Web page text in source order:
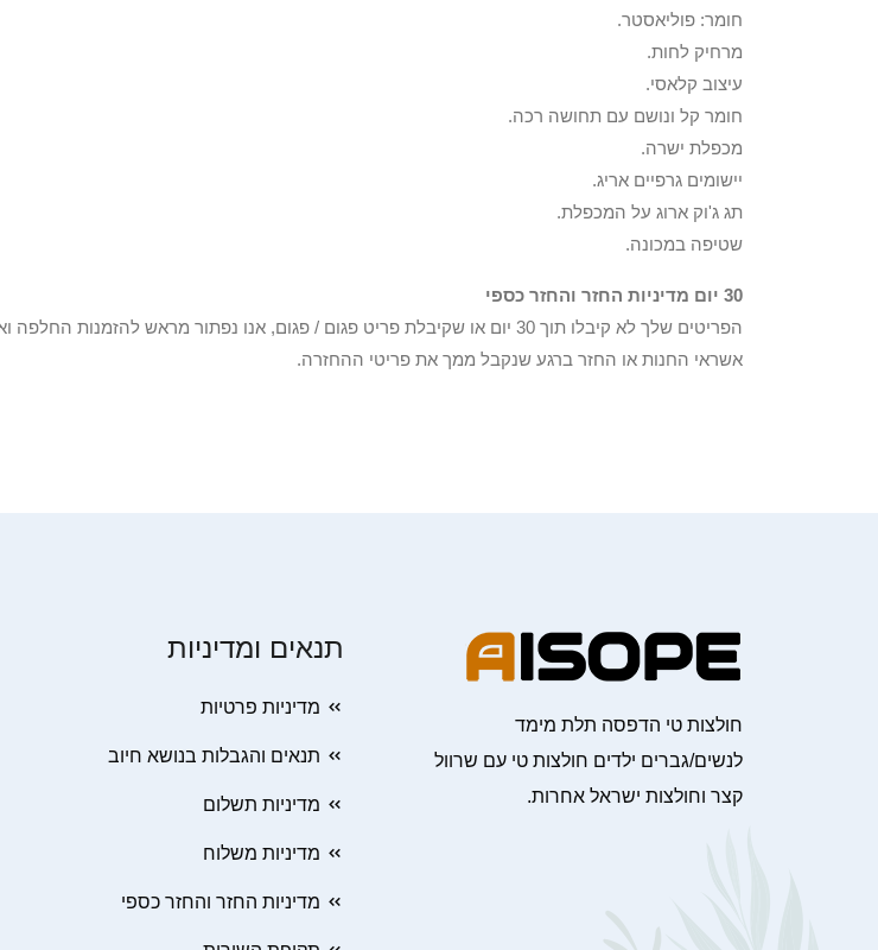
חומר: פוליאסטר.
מרחיק לחות.
עיצוב קלאסי.
חומר קל ונושם עם תחושה רכה.
מכפלת ישרה.
יישומים גרפיים אריג.
תג ג'וק ארוג על המכפלת.
שטיפה במכונה.
30 יום מדיניות החזר והחזר כספי
הפריטים שלך לא קיבלו תוך 30 יום או שקיבלת פריט פגום / פגום, אנו נפתור מראש
אשראי החנות או החזר ברגע שנקבל ממך את פריטי ההחזרה.
חולצות טי הדפסה תלת מימד
לנשים/גברים ילדים חולצות טי עם שרוול
קצר וחולצות ישראל אחרות.
תנאים ומדיניות
מדיניות פרטיות
תנאים והגבלות בנושא חיוב
מדיניות תשלום
מדיניות משלוח
מדיניות החזר והחזר כספי